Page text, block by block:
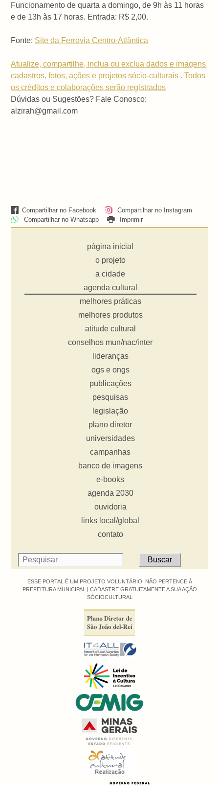
Funcionamento de quarta a domingo, de 9h às 11 horas
e de 13h às 17 horas. Entrada: R$ 2,00.
Fonte: Site da Ferrovia Centro-Atlântica
Atualize, compartilhe, inclua ou exclua dados e imagens,
cadastros, fotos, ações e projetos sócio-culturais . Todos
os créditos e colaborações serão registrados
Dúvidas ou Sugestões? Fale Conosco:
alzirah@gmail.com
Compartilhar no Facebook
Compartilhar no Instagram
Compartilhar no Whatsapp
Imprimir
página inicial
o projeto
a cidade
agenda cultural
melhores práticas
melhores produtos
atitude cultural
conselhos mun/nac/inter
lideranças
ogs e ongs
publicações
pesquisas
legislação
plano diretor
universidades
campanhas
banco de imagens
e-books
agenda 2030
ouvidoria
links local/global
contato
ESSE PORTAL É UM PROJETO VOLUNTÁRIO. NÃO PERTENCE À
PREFEITURA MUNICIPAL | CADASTRE GRATUITAMENTE A SUA AÇÃO
SÓCIOCULTURAL